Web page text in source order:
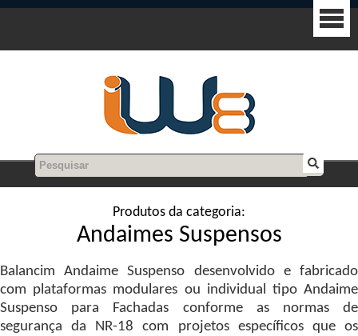
Produtos da categoria:
Andaimes Suspensos
Balancim Andaime Suspenso desenvolvido e fabricado
com plataformas modulares ou individual tipo Andaime
Suspenso para Fachadas conforme as normas de
segurança da NR-18 com projetos específicos que os